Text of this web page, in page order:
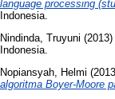
language processing
Indonesia.
Nindinda, Truyuni (2013)
Indonesia.
Nopiansyah, Helmi
algoritma Boyer-Moore